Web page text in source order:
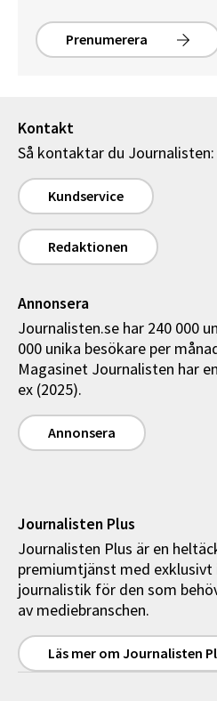
Prenumerera
Kontakt
Så kontaktar du Journalisten:
Kundservice
Redaktionen
Annonsera
Journalisten.se har 240 000
000 unika besökare per
Magasinet Journalisten har
ex (2025).
Annonsera
Journalisten Plus
Journalisten Plus är en
premiumtjänst med exklusivt
journalistik för den som
av mediebranschen.
Läs mer om Journalisten